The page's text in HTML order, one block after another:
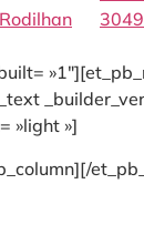
»light »]